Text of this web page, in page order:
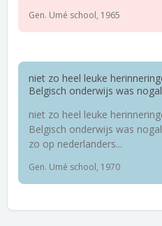
Gen. Umé school, 1965
niet zo heel leuke
Belgisch onderwijs was
niet zo heel leuke
Belgisch onderwijs was
zo op nederlanders...
Gen. Umé school, 1970